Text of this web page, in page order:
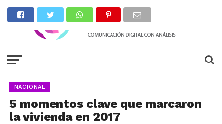
NACIONAL
5 momentos clave que marcaron
la vivienda en 2017